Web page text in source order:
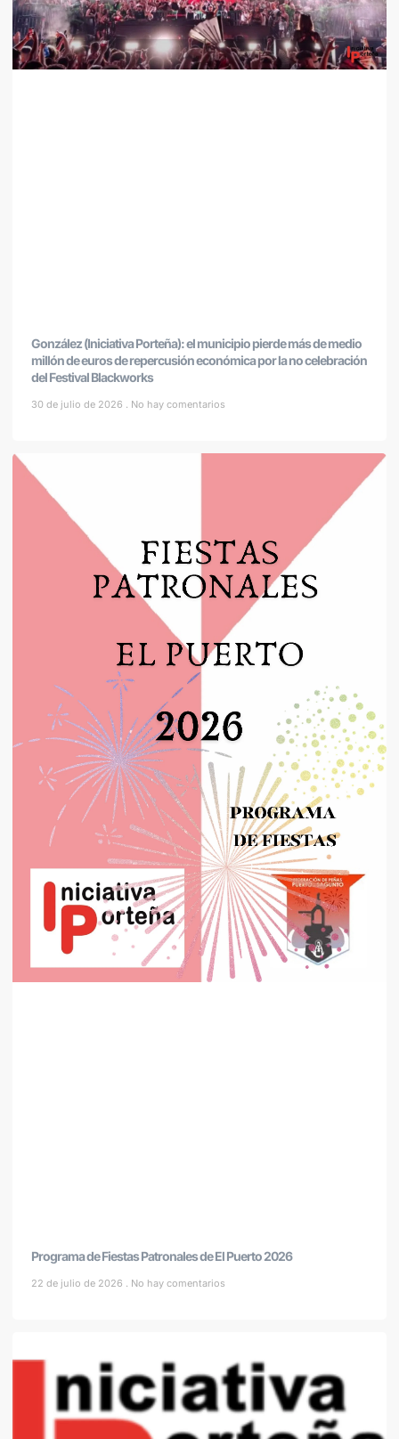
González (Iniciativa Porteña): el municipio pierde más de medio
millón de euros de repercusión económica por la no celebración
del Festival Blackworks
30 de julio de 2026 No hay comentarios
Programa de Fiestas Patronales de El Puerto 2026
22 de julio de 2026 No hay comentarios